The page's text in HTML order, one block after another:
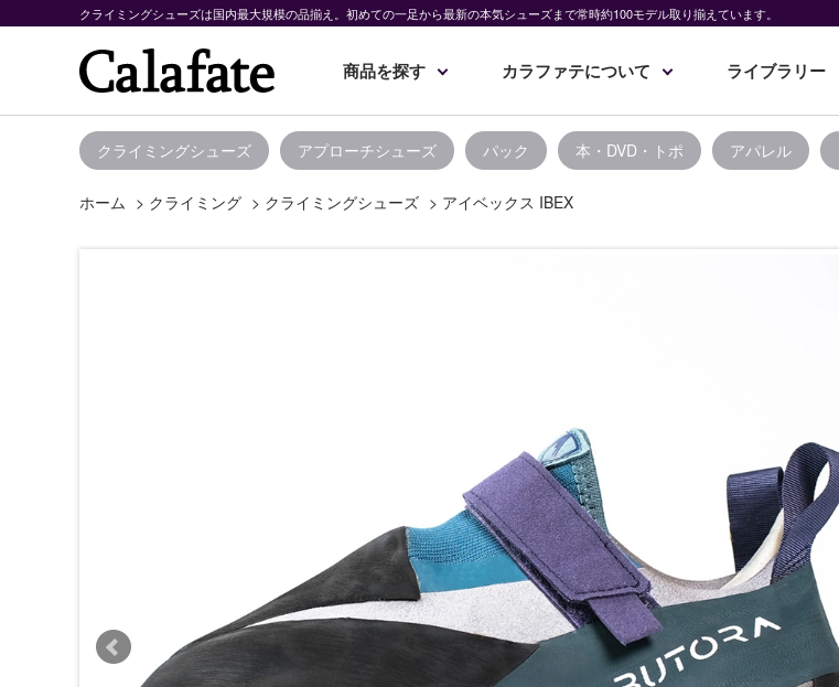
クライミングシューズは国内最大規模の品揃え。初めての一足から最新の本気シューズまで常時約100モデル取り揃えています。
商品を探す カラファテについて ライブラリー
クライミングシューズ アプローチシューズ パック 本・DVD・トポ アパレル
ホーム > クライミング > クライミングシューズ > アイベックス IBEX